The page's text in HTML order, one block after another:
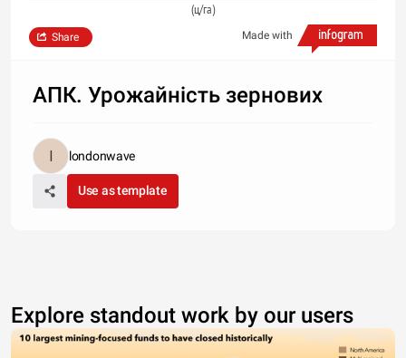
(ц/га)
Made with
Share
АПК. Урожайність зернових
londonwave
Use as template
Explore standout work by our users